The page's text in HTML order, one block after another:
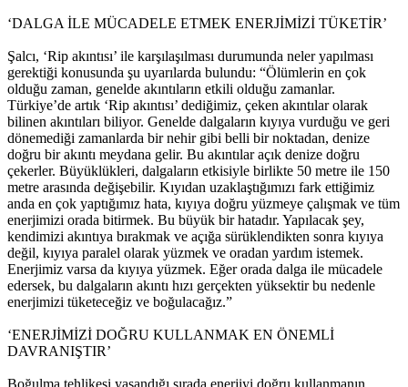
‘DALGA İLE MÜCADELE ETMEK ENERJİMİZİ TÜKETİR’
Şalcı, ‘Rip akıntısı’ ile karşılaşılması durumunda neler yapılması
gerektiği konusunda şu uyarılarda bulundu: “Ölümlerin en çok
olduğu zaman, genelde akıntıların etkili olduğu zamanlar.
Türkiye’de artık ‘Rip akıntısı’ dediğimiz, çeken akıntılar olarak
bilinen akıntıları biliyor. Genelde dalgaların kıyıya vurduğu ve geri
dönemediği zamanlarda bir nehir gibi belli bir noktadan, denize
doğru bir akıntı meydana gelir. Bu akıntılar açık denize doğru
çekerler. Büyüklükleri, dalgaların etkisiyle birlikte 50 metre ile 150
metre arasında değişebilir. Kıyıdan uzaklaştığımızı fark ettiğimiz
anda en çok yaptığımız hata, kıyıya doğru yüzmeye çalışmak ve tüm
enerjimizi orada bitirmek. Bu büyük bir hatadır. Yapılacak şey,
kendimizi akıntıya bırakmak ve açığa sürüklendikten sonra kıyıya
değil, kıyıya paralel olarak yüzmek ve oradan yardım istemek.
Enerjimiz varsa da kıyıya yüzmek. Eğer orada dalga ile mücadele
edersek, bu dalgaların akıntı hızı gerçekten yüksektir bu nedenle
enerjimizi tüketeceğiz ve boğulacağız.”
‘ENERJİMİZİ DOĞRU KULLANMAK EN ÖNEMLİ
DAVRANIŞTIR’